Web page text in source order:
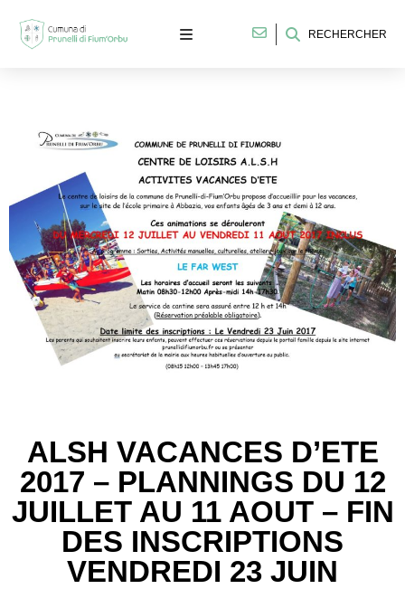
RECHERCHER
ALSH VACANCES D’ETE
2017 – PLANNINGS DU 12
JUILLET AU 11 AOUT – FIN
DES INSCRIPTIONS
VENDREDI 23 JUIN